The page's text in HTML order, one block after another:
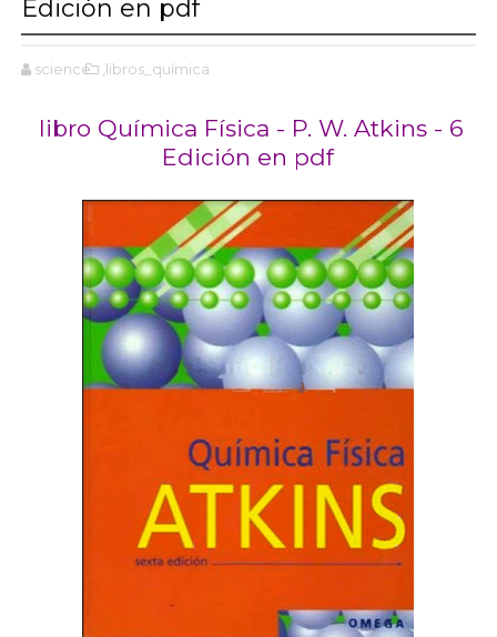
Edición en pdf
science ,libros_química
libro Química Física - P. W. Atkins - 6
Edición en pdf